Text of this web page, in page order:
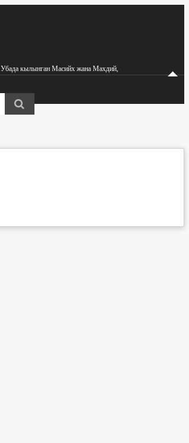
Убада кылынган Масийх жана Махдий,
Азирети Мырза Гулам Ахмад (ас)га ишенүүчү мусулмандар